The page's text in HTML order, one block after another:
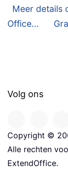
Meer details
Office...
Volg ons
Copyright ©
Alle rechten
ExtendOffice.